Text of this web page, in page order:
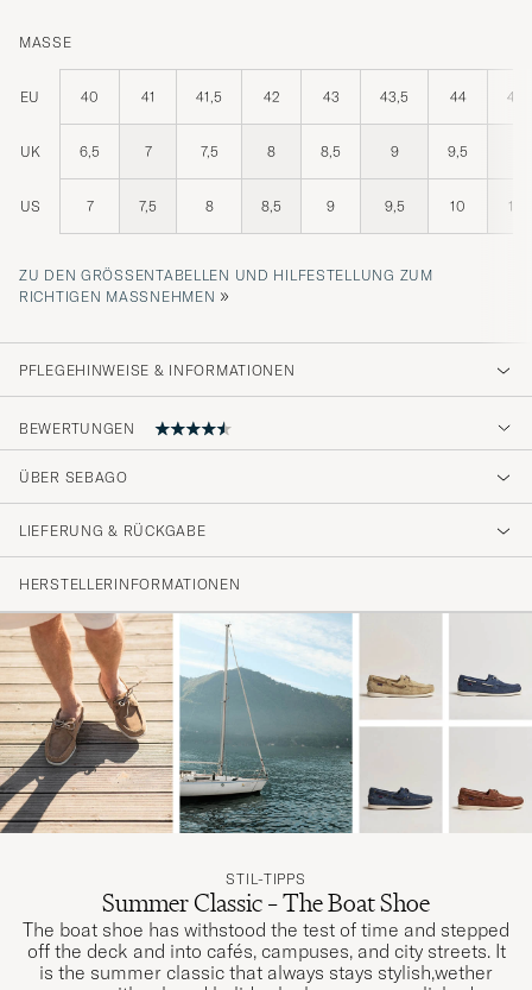
MASSE
EU 40 41 41,5 42 43 43,5 44
UK 6,5 7 7,5 8 8,5 9 9,5
US 7 7,5 8 8,5 9 9,5 10
ZU DEN GRÖSSENTABELLEN UND HILFESTELLUNG ZUM R
ICHTIGEN MASSNEHMEN
»
PFLEGEHINWEISE & INFORMATIONEN
BEWERTUNGEN
4.7
(19)
(0)
(0)
(0)
Mycket bra och skön sko enligt sonen , som
fick överta skorna p.g.a. för liten storlek. Jag
tänker göra ett nytt försök men kommer att
SVEN-ERIK E GEKAUFT AM AUF CAREOFCARL.SE
ÜBER SEBAGO
LIEFERUNG & RÜCKGABE
HERSTELLERINFORMATIONEN
STIL-TIPPS
Summer Classic – The Boat Shoe
The boat shoe has withstood the test of time and stepped
off the deck and into cafés, campuses, and city streets. It
is the summer classic that always stays stylish,wether